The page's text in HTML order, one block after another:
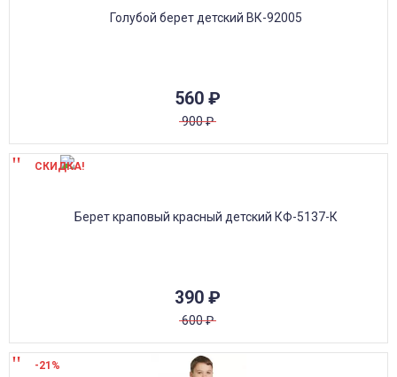
560 ₽
900₽
390 ₽
600₽
СКИДКА!
-21%